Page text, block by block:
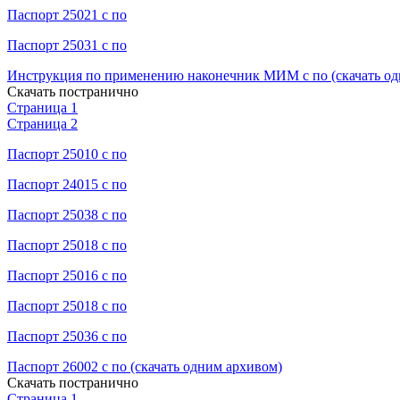
Паспорт 25021 с по
Паспорт 25031 с по
Инструкция по применению наконечник МИМ с по (скачать
Скачать постранично
Страница 1
Страница 2
Паспорт 25010 с по
Паспорт 24015 с по
Паспорт 25038 с по
Паспорт 25018 с по
Паспорт 25016 с по
Паспорт 25018 с по
Паспорт 25036 с по
Паспорт 26002 с по (скачать одним архивом)
Скачать постранично